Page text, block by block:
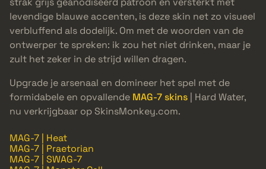
levendige blauwe accenten, is deze skin net zo visueel
verbluffend als dodelijk. Om met de woorden van de
ontwerper te spreken: ik zou het niet drinken, maar je
zult het zeker in de strijd willen dragen.
Upgrade je arsenaal en domineer het spel met de
formidabele en opvallende MAG-7 skins | Hard Water,
nu verkrijgbaar op SkinsMonkey.com.
MAG-7 | Heat
MAG-7 | Praetorian
MAG-7 | SWAG-7